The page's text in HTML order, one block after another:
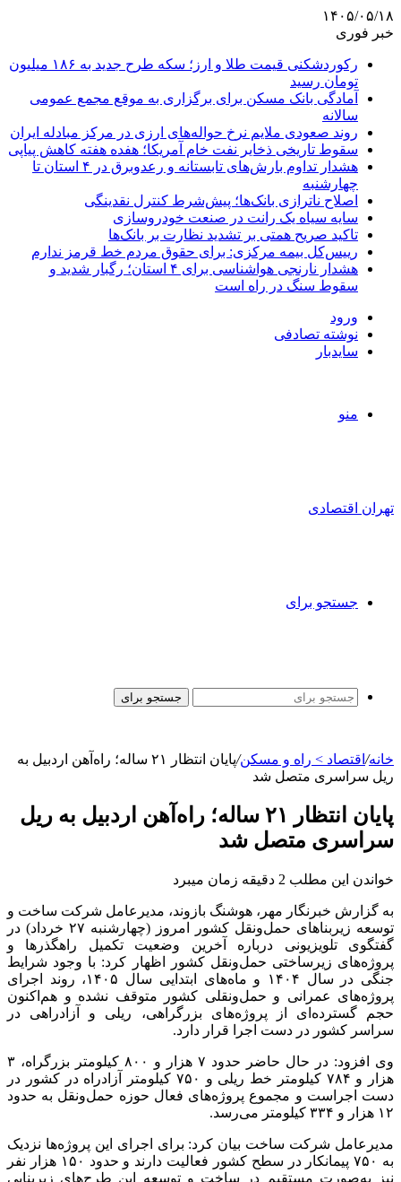
۱۴۰۵/۰۵/۱۸
خبر فوری
رکوردشکنی قیمت طلا و ارز؛ سکه طرح جدید به ۱۸۶ میلیون
تومان رسید
آمادگی بانک مسکن برای برگزاری به موقع مجمع عمومی
سالانه
روند صعودی ملایم نرخ حواله‌های ارزی در مرکز مبادله ایران
سقوط تاریخی ذخایر نفت خام آمریکا؛ هفده هفته کاهش پیاپی
هشدار تداوم بارش‌های تابستانه و رعدوبرق در ۴ استان تا
چهارشنبه
اصلاح ناترازی بانک‌ها؛ پیش‌شرط کنترل نقدینگی
سایه سیاه یک رانت در صنعت خودروسازی
تاکید صریح همتی بر تشدید نظارت بر بانک‌ها
رییس‌کل بیمه مرکزی: برای حقوق مردم خط قرمز ندارم
هشدار نارنجی هواشناسی برای ۴ استان؛ رگبار شدید و
سقوط سنگ در راه است
ورود
نوشته تصادفی
سایدبار
منو
تهران اقتصادی
جستجو برای
جستجو برای
خانه/ اقتصاد > راه و مسکن/
پایان انتظار ۲۱ ساله؛ راه‌آهن اردبیل به
ریل سراسری متصل شد
پایان انتظار ۲۱ ساله؛ راه‌آهن اردبیل به ریل
سراسری متصل شد
خواندن این مطلب 2 دقیقه زمان میبرد
به گزارش خبرنگار مهر، هوشنگ بازوند، مدیرعامل شرکت ساخت و
توسعه زیربناهای حمل‌ونقل کشور امروز (چهارشنبه ۲۷ خرداد) در
گفتگوی تلویزیونی درباره آخرین وضعیت تکمیل راهگذرها و
پروژه‌های زیرساختی حمل‌ونقل کشور اظهار کرد: با وجود شرایط
جنگی در سال ۱۴۰۴ و ماه‌های ابتدایی سال ۱۴۰۵، روند اجرای
پروژه‌های عمرانی و حمل‌ونقلی کشور متوقف نشده و هم‌اکنون
حجم گسترده‌ای از پروژه‌های بزرگراهی، ریلی و آزادراهی در
سراسر کشور در دست اجرا قرار دارد.
وی افزود: در حال حاضر حدود ۷ هزار و ۸۰۰ کیلومتر بزرگراه، ۳
هزار و ۷۸۴ کیلومتر خط ریلی و ۷۵۰ کیلومتر آزادراه در کشور در
دست اجراست و مجموع پروژه‌های فعال حوزه حمل‌ونقل به حدود
۱۲ هزار و ۳۳۴ کیلومتر می‌رسد.
مدیرعامل شرکت ساخت بیان کرد: برای اجرای این پروژه‌ها نزدیک
به ۷۵۰ پیمانکار در سطح کشور فعالیت دارند و حدود ۱۵۰ هزار نفر
نیز به‌صورت مستقیم در ساخت و توسعه این طرح‌های زیربنایی